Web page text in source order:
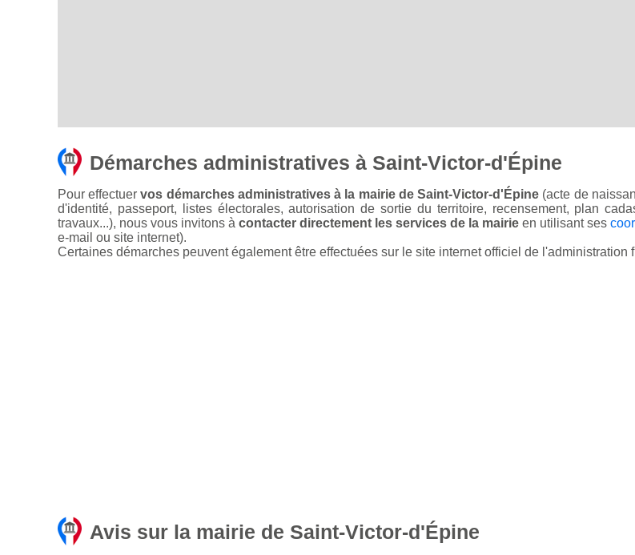
Démarches administratives à Saint-Victor-d'Épine
Pour effectuervos démarches administratives à la mairie de Saint-Victor-d'Épine (acte de
d'identité, passeport, listes électorales, autorisation de sortie du territoire, recensement, plan
travaux...), nous vous invitons à contacter directement les services de la mairie en utilisant ses
e-mail ou site internet).
Certaines démarches peuvent également être effectuées sur le site internet officiel de l'administration
Avis sur la mairie de Saint-Victor-d'Épine